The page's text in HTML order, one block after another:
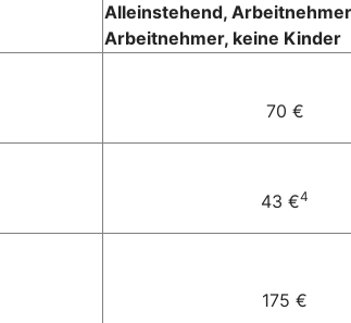
Alleinstehend,
Arbeitnehmer, keine Kinder
70 €
43 €4
175 €